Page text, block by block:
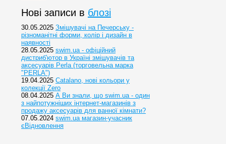
Нові записи в блозі
30.05.2025 Змішувачі на Печерську -
різноманітні форми, колір і дизайн в
наявності
28.05.2025 swim.ua - офіційний
дистриб'ютор в Україні змішувачів та
аксесуарів Perla (торговельна марка
"PERLA")
19.04.2025 Catalano, нові кольори у
колекції Zero
08.04.2025 А Ви знали, що swim.ua - один
з найпотужніших інтернет-магазинів з
продажу аксесуарів для ванної кімнати?
07.05.2024 swim.ua магазин-учасник
єВідновлення